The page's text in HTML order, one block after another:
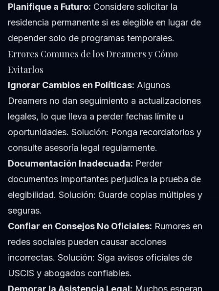
Planifique a Futuro: Considere solicitar la
residencia permanente si es elegible en lugar de
depender solo de programas temporales.
Errores Comunes de los Dreamers y Cómo
Evitarlos
Ignorar Cambios en Políticas: Algunos
Dreamers no dan seguimiento a actualizaciones
legales, lo que lleva a perder fechas límite u
oportunidades. Solución: Ponga recordatorios y
consulte asesoría legal regularmente.
Documentación Inadecuada: Perder
documentos importantes perjudica la prueba de
elegibilidad. Solución: Guarde copias múltiples y
seguras.
Confiar en Consejos No Oficiales: Rumores en
redes sociales pueden causar acciones
incorrectas. Solución: Siga avisos oficiales de
USCIS y abogados confiables.